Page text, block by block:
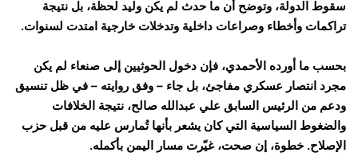
سقوط الدولة، وتوضح أن ما حدث لم يكن وليد لحظة، بل نتيجة
تراكمات وأخطاء وصراعات داخلية وتدخلات خارجية امتدت لسنوات.
بحسب ما أورده الأحمدي، فإن دخول الحوثيين إلى صنعاء لم يكن
مجرد انتصار عسكري مفاجئ، بل جاء – وفق روايته – في ظل تنسيق
ودعم من الرئيس السابق علي عبدالله صالح، نتيجة الخلافات
والضغوط السياسية التي كان يشعر بأنها تُمارس عليه من قبل حزب
الإصلاح. خطوة، إن صحت، غيّرت مسار اليمن بأكمله.